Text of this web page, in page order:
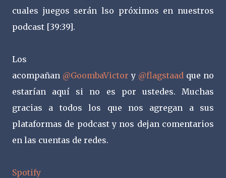
cuales juegos serán lso próximos en nuestros
podcast [39:39].
Los
acompañan @GoombaVictor y @flagstaad que no
estarían aquí si no es por ustedes. Muchas
gracias a todos los que nos agregan a sus
plataformas de podcast y nos dejan comentarios
en las cuentas de redes.
Spotify